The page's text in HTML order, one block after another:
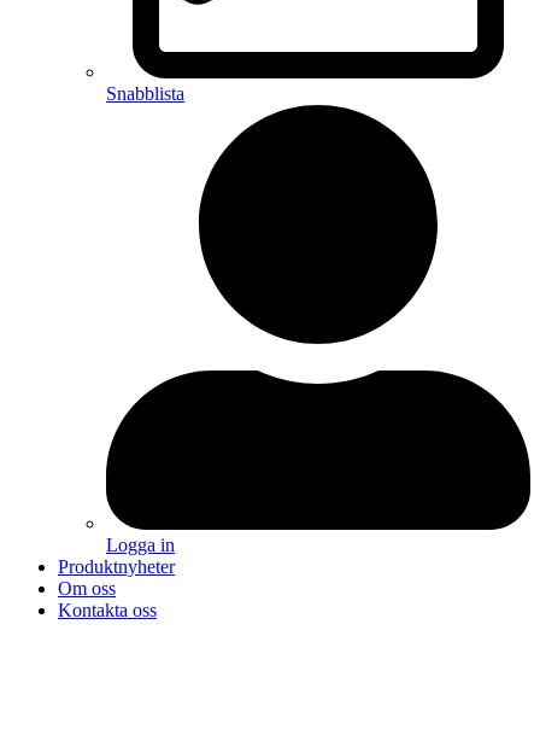
Snabblista
Logga in
Produktnyheter
Om oss
Kontakta oss